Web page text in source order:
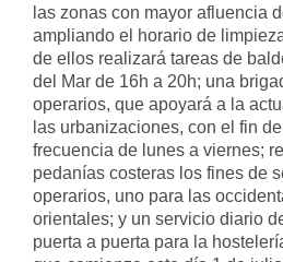
las zonas con mayor afluencia
ampliando el horario de
de ellos realizará tareas de
del Mar de 16h a 20h; una
operarios, que apoyará a la
las urbanizaciones, con el fin
frecuencia de lunes a viernes;
pedanías costeras los fines de
operarios, uno para las
orientales; y un servicio diario
puerta a puerta para la